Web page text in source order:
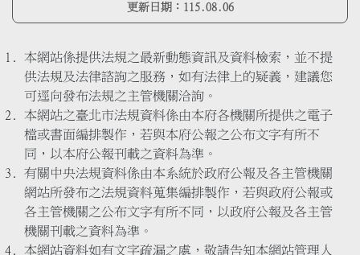
更新日期： 115.08.06
本網站係提供法規之最新動態資訊及資料檢索，並不提
供法規及法律諮詢之服務，如有法律上的疑義，建議您
可逕向發布法規之主管機關洽詢。
本網站之臺北市法規資料係由本府各機關所提供之電子
檔或書面編排製作，若與本府公報之公布文字有所不
同，以本府公報刊載之資料為準。
有關中央法規資料係由本系統於政府公報及各主管機關
網站所發布之法規資料蒐集編排製作，若與政府公報或
各主管機關之公布文字有所不同，以政府公報及各主管
機關刊載之資料為準。
本網站資料如有文字疏漏之處，敬請告知本網站管理人